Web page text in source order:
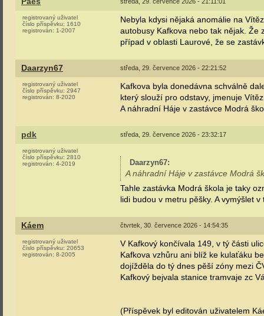
registrovaný uživatel
číslo příspěvku: 1610
registrován: 1-2007
Nebyla kdysi nějaká anomálie na
autobusy Kafkova nebo tak nějak. Že
případ v oblasti Laurové, že se
Daarzyn67 středa, 29. července 2026 - 22:21:52
registrovaný uživatel
číslo příspěvku: 2947
registrován: 8-2020
Kafkova byla donedávna schválně
který slouží pro odstavy, jmenuje
A náhradní Háje v zastávce Modrá
pdk středa, 29. července 2026 - 23:32:17
registrovaný uživatel
číslo příspěvku: 2810
registrován: 4-2019 Daarzyn67:
A náhradní Háje v zastávce Modrá
Tahle zastávka Modrá škola je taky
lidi budou v metru pěšky. A vymýšlet
Káem čtvrtek, 30. července 2026 - 14:54:35
registrovaný uživatel
číslo příspěvku: 20653
registrován: 8-2005
V Kafkový končívala 149, v tý části
Kafkova vzhůru ani blíž ke kulaťáku
dojížděla do tý dnes pěší zóny mezi
Kafkový bejvala stanice tramvaje zc
(Příspěvek byl editován uživatelem